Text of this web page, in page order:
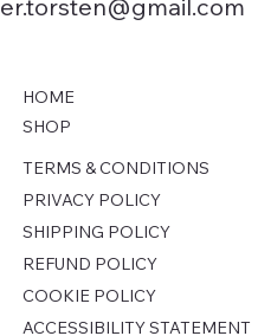
HOME
SHOP
TERMS & CONDITIONS
PRIVACY POLICY
SHIPPING POLICY
REFUND POLICY
COOKIE POLICY
ACCESSIBILITY STATEMENT